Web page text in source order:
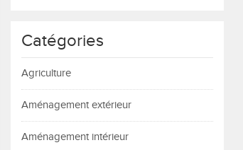
Catégories
Agriculture
Aménagement extérieur
Aménagement intérieur